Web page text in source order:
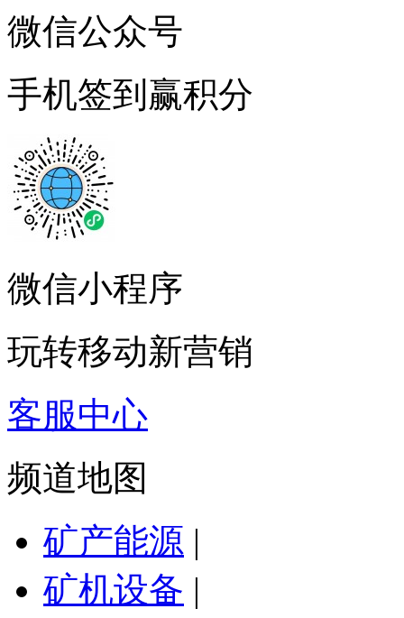
微信公众号
手机签到赢积分
微信小程序
玩转移动新营销
客服中心
频道地图
矿产能源 |
矿机设备 |